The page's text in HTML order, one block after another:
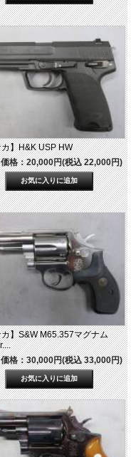
】H&K USP HW
価格：20,000円(税込 22,000円)
】S&W M65.357マグナム
価格：30,000円(税込 33,000円)